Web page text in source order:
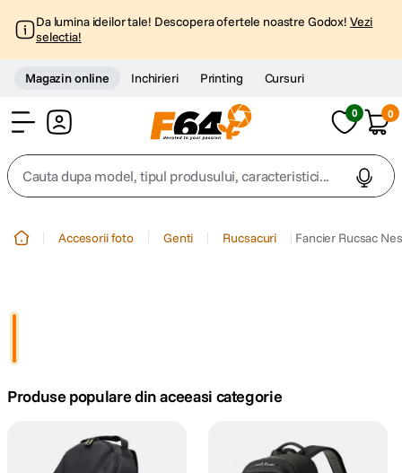
Da lumina ideilor tale! Descopera ofertele noastre Godox! Vezi
selectia!
Magazin online Inchirieri Printing Cursuri
0 0
Cauta dupa model, tipul produsului, caracteristici...
4. peak design
canon sx740 hs
Accesorii foto Genti Rucsacuri Fancier Rucsac
Produse populare din aceeasi categorie